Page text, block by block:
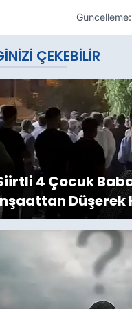
ÇEKEBILIR
4 Çocuk
Düşerek